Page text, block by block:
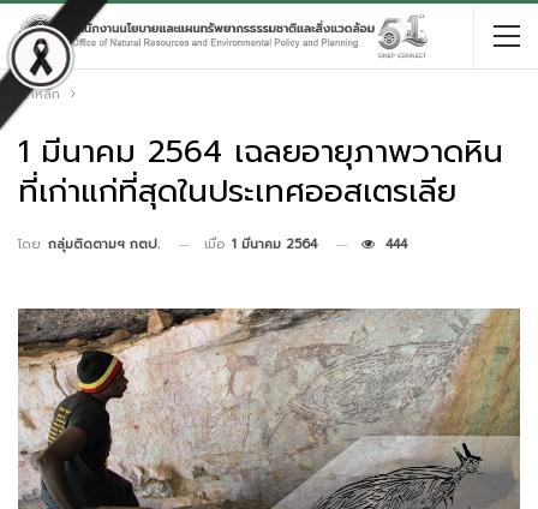
หน้าหลัก
1 มีนาคม 2564 เฉลยอายุภาพวาดหิน
ที่เก่าแก่ที่สุดในประเทศออสเตรเลีย
โดย กลุ่มติดตามฯ กตป. เมื่อ 1 มีนาคม 2564 444